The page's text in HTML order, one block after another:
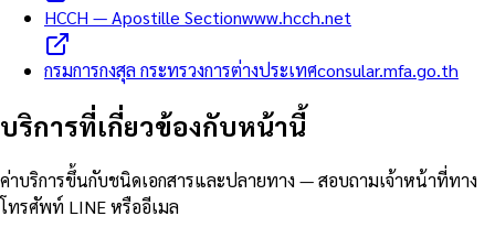
HCCH — Apostille Sectionwww.hcch.net
กรมการกงสุล กระทรวงการต่างประเทศconsular.mfa.go.th
บริการที่เกี่ยวข้องกับหน้านี้
ค่าบริการขึ้นกับชนิดเอกสารและปลายทาง — สอบถามเจ้าหน้าที่ทาง
โทรศัพท์ LINE หรืออีเมล